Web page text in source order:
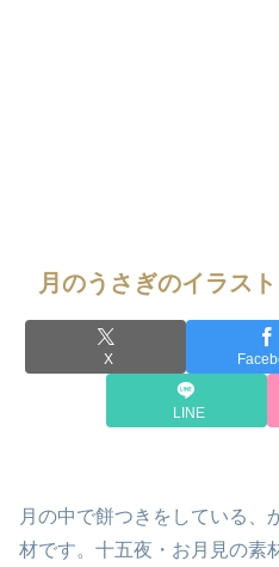
月のうさぎのイラスト
X
LINE
月の中で餅つきをしている、
材です。十五夜・お月見の素